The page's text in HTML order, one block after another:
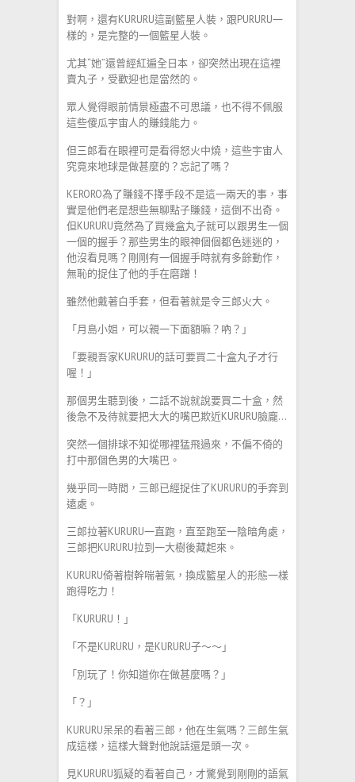
對啊，還有KURURU這副籃星人裝，跟PURURU一
樣的，是完整的一個籃星人裝。
尤其“她”還曾經紅遍全日本，卻突然出現在這裡
賣丸子，受歡迎也是當然的。
眾人覺得眼前情景極盡不可思議，也不得不佩服
這些傻瓜宇宙人的賺錢能力。
但三郎看在眼裡可是看得怒火中燒，這些宇宙人
究竟來地球是做甚麼的？忘記了嗎？
KERORO為了賺錢不擇手段不是這一兩天的事，事
實是他們老是想些無聊點子賺錢，這倒不出奇。
但KURURU竟然為了買幾盒丸子就可以跟男生一個
一個的握手？那些男生的眼神個個都色迷迷的，
他沒看見嗎？剛剛有一個握手時就有多餘動作，
無恥的捉住了他的手在磨蹭！
雖然他戴著白手套，但看著就是令三郎火大。
「月島小姐，可以親一下面額嘛？吶？」
「要親吾家KURURU的話可要買二十盒丸子才行
喔！」
那個男生聽到後，二話不說就說要買二十盒，然
後急不及待就要把大大的嘴巴欺近KURURU臉龐…
突然一個排球不知從哪裡猛飛過來，不偏不倚的
打中那個色男的大嘴巴。
幾乎同一時間，三郎已經捉住了KURURU的手奔到
遠處。
三郎拉著KURURU一直跑，直至跑至一陰暗角處，
三郎把KURURU拉到一大樹後藏起來。
KURURU倚著樹幹喘著氣，換成籃星人的形態一樣
跑得吃力！
「KURURU！」
「不是KURURU，是KURURU子～～」
「別玩了！你知道你在做甚麼嗎？」
「？」
KURURU呆呆的看著三郎，他在生氣嗎？三郎生氣
成這樣，這樣大聲對他說話還是頭一次。
見KURURU狐疑的看著自己，才驚覺到剛剛的語氣